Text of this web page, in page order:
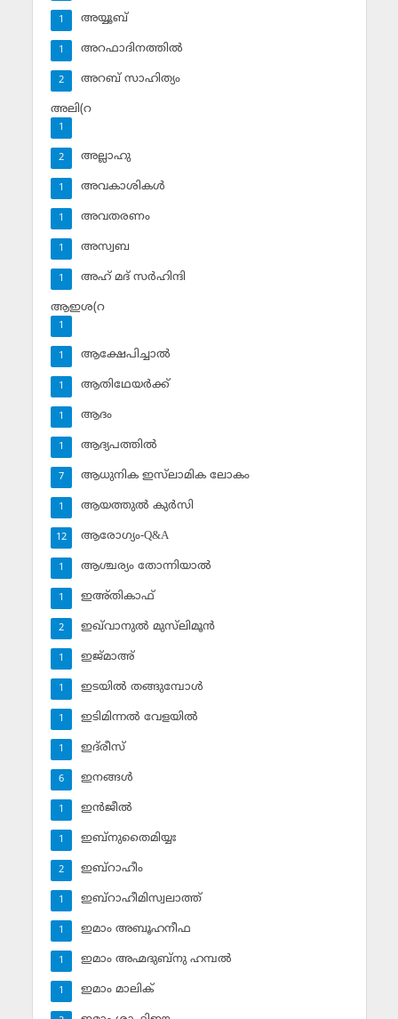
അയ്യൂബ്‌
1
അറഫാദിനത്തില്‍
1
അറബ് സാഹിത്യം
2
അലി(റ
1
അല്ലാഹു
2
അവകാശികള്‍
1
അവതരണം
1
അസ്വബ
1
അഹ് മദ് സര്‍ഹിന്ദി
1
ആഇശ(റ
1
ആക്ഷേപിച്ചാല്‍
1
ആതിഥേയര്‍ക്ക്
1
ആദം
1
ആദ്യപത്തില്‍
1
ആധുനിക ഇസ്‌ലാമിക ലോകം
7
ആയത്തുല്‍ കുര്‍സി
1
ആരോഗ്യം-Q&A
12
ആശ്ചര്യം തോന്നിയാല്‍
1
ഇഅ്തികാഫ്‌
1
ഇഖ്‌വാനുല്‍ മുസ്‌ലിമൂന്‍
2
ഇജ്മാഅ്
1
ഇടയില്‍ തങ്ങുമ്പോള്‍
1
ഇടിമിന്നല്‍ വേളയില്‍
1
ഇദ്‌രീസ്‌
1
ഇനങ്ങള്‍
6
ഇന്‍ജീല്‍
1
ഇബ്‌നുതൈമിയ്യഃ
1
ഇബ്‌റാഹീം
2
ഇബ്‌റാഹീമിസ്വലാത്ത്
1
ഇമാം അബൂഹനീഫ
1
ഇമാം അഹ്മദുബ്‌നു ഹമ്പല്‍
1
ഇമാം മാലിക്
1